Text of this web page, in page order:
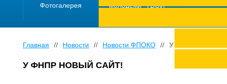
Фотогалерея
молодежи "ТВОЙ
Главная // Новости // Новости ФПОКО // У ФНПР новый
У ФНПР НОВЫЙ САЙТ!